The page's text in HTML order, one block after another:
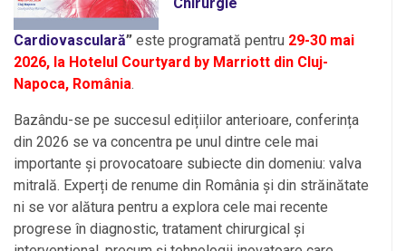
Cardiovasculară” este programată pentru 29-30 mai
2026, la Hotelul Courtyard by Marriott din Cluj-
Napoca, România.
Bazându-se pe succesul edițiilor anterioare, conferința
din 2026 se va concentra pe unul dintre cele mai
importante și provocatoare subiecte din domeniu: valva
mitrală. Experți de renume din România și din străinătate
ni se vor alătura pentru a explora cele mai recente
progrese în diagnostic, tratament chirurgical și